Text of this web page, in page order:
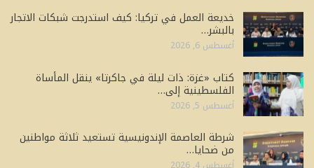
خديعة العمل في تركيا: كيف استدرجت شبكات الاتجار
بالبشر…
أغسطس 6, 2026
كتاب «غزة: ذات ليلة في جاكرتا» ينقل المأساة
الفلسطينية إلى…
أغسطس 5, 2026
شرطة العاصمة الإندونيسية تستعيد ثلاثة مواطنين
من ضحايا…